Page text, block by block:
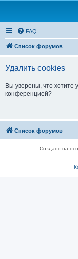
FAQ
Список форумов
Удалить cookies
Вы уверены, что хотите
конференцией?
Список форумов
Создано на